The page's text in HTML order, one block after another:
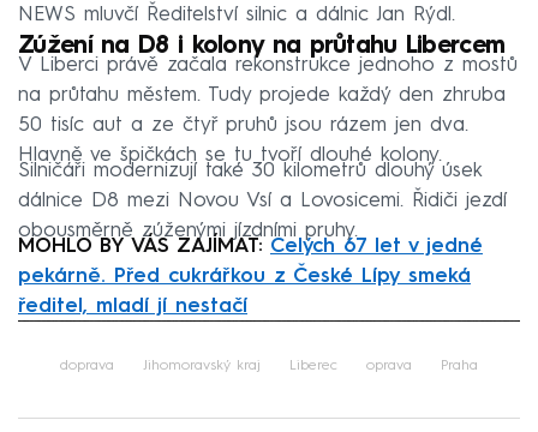
NEWS mluvčí Ředitelství silnic a dálnic Jan Rýdl.
Zúžení na D8 i kolony na průtahu Libercem
V Liberci právě začala rekonstrukce jednoho z mostů
na průtahu městem. Tudy projede každý den zhruba
50 tisíc aut a ze čtyř pruhů jsou rázem jen dva.
Hlavně ve špičkách se tu tvoří dlouhé kolony.
Silničáři modernizují také 30 kilometrů dlouhý úsek
dálnice D8 mezi Novou Vsí a Lovosicemi. Řidiči jezdí
obousměrně zúženými jízdními pruhy.
MOHLO BY VÁS ZAJÍMAT: Celých 67 let v jedné
pekárně. Před cukrářkou z České Lípy smeká
ředitel, mladí jí nestačí
doprava Jihomoravský kraj Liberec oprava Praha